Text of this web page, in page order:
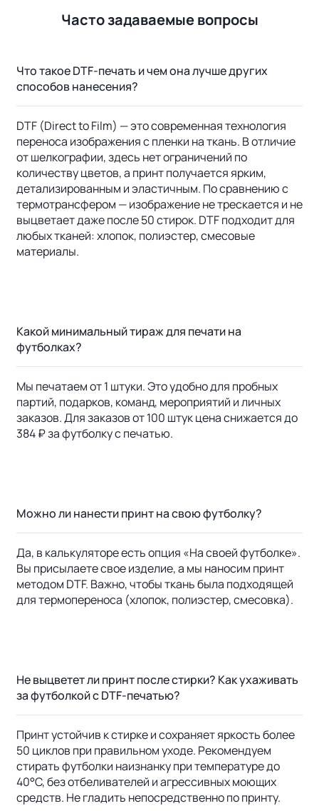
Часто задаваемые вопросы
Что такое DTF-печать и чем она лучше других
способов нанесения?
DTF (Direct to Film) — это современная технология
переноса изображения с пленки на ткань. В отличие
от шелкографии, здесь нет ограничений по
количеству цветов, а принт получается ярким,
детализированным и эластичным. По сравнению с
термотрансфером — изображение не трескается и не
выцветает даже после 50 стирок. DTF подходит для
любых тканей: хлопок, полиэстер, смесовые
материалы.
Какой минимальный тираж для печати на
футболках?
Мы печатаем от 1 штуки. Это удобно для пробных
партий, подарков, команд, мероприятий и личных
заказов. Для заказов от 100 штук цена снижается до
384 ₽ за футболку с печатью.
Можно ли нанести принт на свою футболку?
Да, в калькуляторе есть опция «На своей футболке».
Вы присылаете свое изделие, а мы наносим принт
методом DTF. Важно, чтобы ткань была подходящей
для термопереноса (хлопок, полиэстер, смесовка).
Не выцветет ли принт после стирки? Как ухаживать
за футболкой с DTF-печатью?
Принт устойчив к стирке и сохраняет яркость более
50 циклов при правильном уходе. Рекомендуем
стирать футболки наизнанку при температуре до
40°C, без отбеливателей и агрессивных моющих
средств. Не гладить непосредственно по принту.